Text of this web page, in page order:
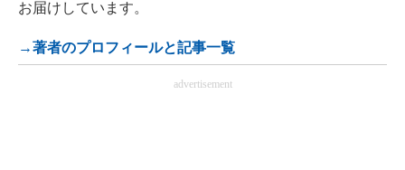
お届けしています。
→著者のプロフィールと記事一覧
advertisement